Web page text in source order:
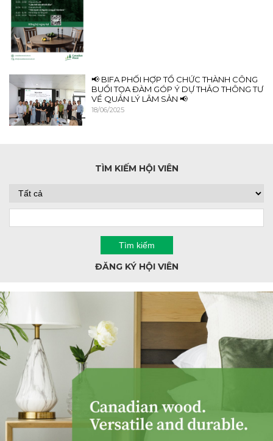
📢 BIFA PHỐI HỢP TỔ CHỨC THÀNH CÔNG
BUỔI TỌA ĐÀM GÓP Ý DỰ THẢO THÔNG TƯ
VỀ QUẢN LÝ LÂM SẢN 📢
18/06/2025
TÌM KIẾM HỘI VIÊN
ĐĂNG KÝ HỘI VIÊN